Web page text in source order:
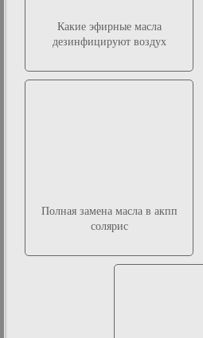
Какие эфирные масла
дезинфицируют воздух
Полная замена масла в акпп
солярис